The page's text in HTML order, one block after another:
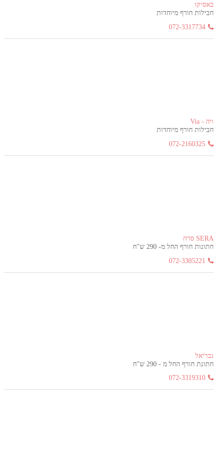
באסיקו
חבילות חורף מיוחדות
072-3317734
ויה - Via
חבילות חורף מיוחדות
072-2160325
SERA סרה
חתונות חורף החל מ- 290 ש"ח
072-3305221
גבריאל
חתונת חורף החל מ - 290 ש"ח
072-3319310